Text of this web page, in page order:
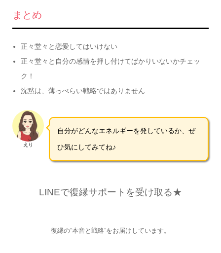
まとめ
正々堂々と恋愛してはいけない
正々堂々と自分の感情を押し付けてばかりいないかチェッ
ク！
沈黙は、薄っぺらい戦略ではありません
えり
自分がどんなエネルギーを発しているか、ぜ
ひ気にしてみてね♪
LINEで復縁サポートを受け取る★
復縁の“本音と戦略”をお届けしています。